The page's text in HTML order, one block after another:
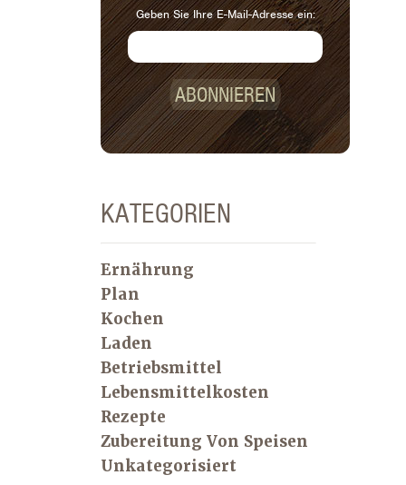
Geben Sie Ihre E-Mail-Adresse ein:
ABONNIEREN
KATEGORIEN
Ernährung
Plan
Kochen
Laden
Betriebsmittel
Lebensmittelkosten
Rezepte
Zubereitung Von Speisen
Unkategorisiert